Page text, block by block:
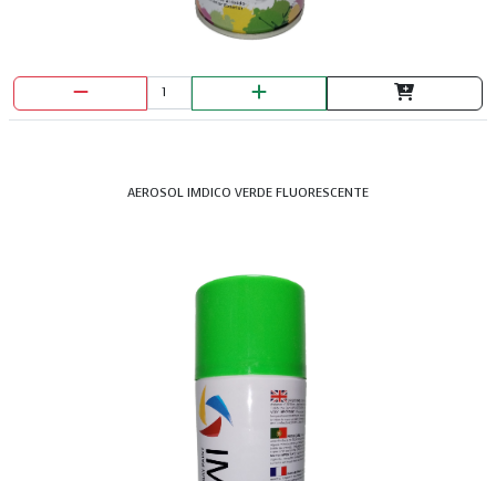
AEROSOL IMDICO VERDE FLUORESCENTE